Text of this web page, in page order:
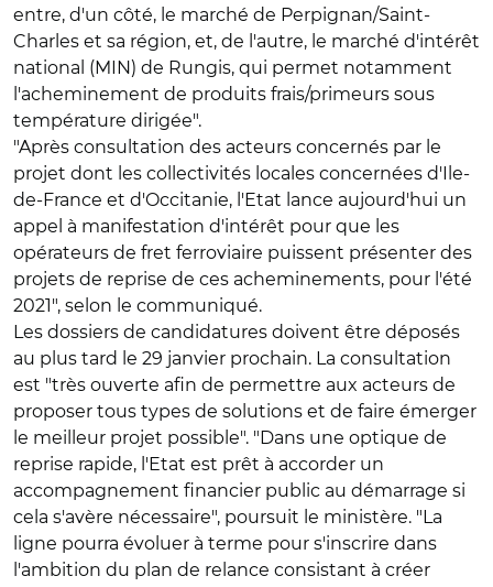
entre, d'un côté, le marché de Perpignan/Saint-
Charles et sa région, et, de l'autre, le marché d'intérêt
national (MIN) de Rungis, qui permet notamment
l'acheminement de produits frais/primeurs sous
température dirigée".
"Après consultation des acteurs concernés par le
projet dont les collectivités locales concernées d'Ile-
de-France et d'Occitanie, l'Etat lance aujourd'hui un
appel à manifestation d'intérêt pour que les
opérateurs de fret ferroviaire puissent présenter des
projets de reprise de ces acheminements, pour l'été
2021", selon le communiqué.
Les dossiers de candidatures doivent être déposés
au plus tard le 29 janvier prochain. La consultation
est "très ouverte afin de permettre aux acteurs de
proposer tous types de solutions et de faire émerger
le meilleur projet possible". "Dans une optique de
reprise rapide, l'Etat est prêt à accorder un
accompagnement financier public au démarrage si
cela s'avère nécessaire", poursuit le ministère. "La
ligne pourra évoluer à terme pour s'inscrire dans
l'ambition du plan de relance consistant à créer